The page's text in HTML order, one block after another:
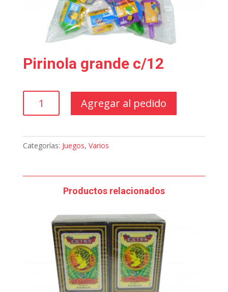
Pirinola grande c/12
grande
Agregar al pedido
Categorías: Juegos, Varios
Productos relacionados